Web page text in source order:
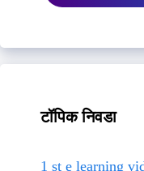
टॉपिक निवडा
1 st e learning